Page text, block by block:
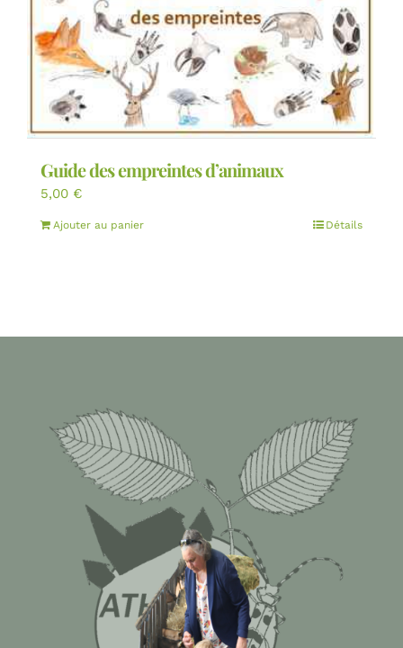
Guide des empreintes d’animaux
5,00 €
Ajouter au panier Détails